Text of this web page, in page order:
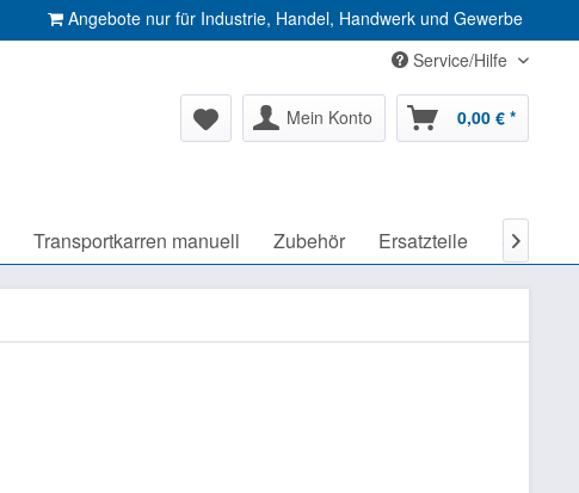
Angebote nur für Industrie, Handel, Handwerk und Gewerbe
Service/Hilfe
Mein Konto 0,00 € *
Transportkarren manuell Zubehör Ersatzteile SALE %
